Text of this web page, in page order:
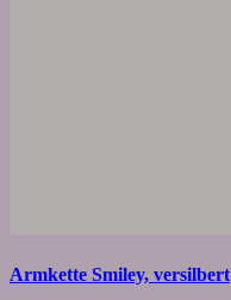
Armkette Smiley, versilbert